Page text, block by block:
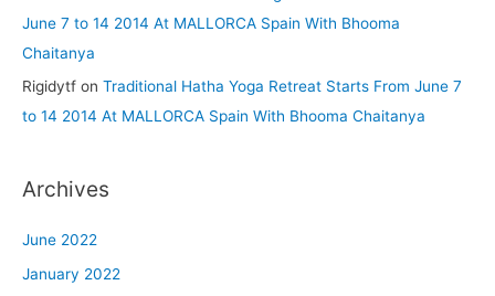
June 7 to 14 2014 At MALLORCA Spain With Bhooma
Chaitanya
Rigidytf on Traditional Hatha Yoga Retreat Starts From June 7
to 14 2014 At MALLORCA Spain With Bhooma Chaitanya
Archives
June 2022
January 2022